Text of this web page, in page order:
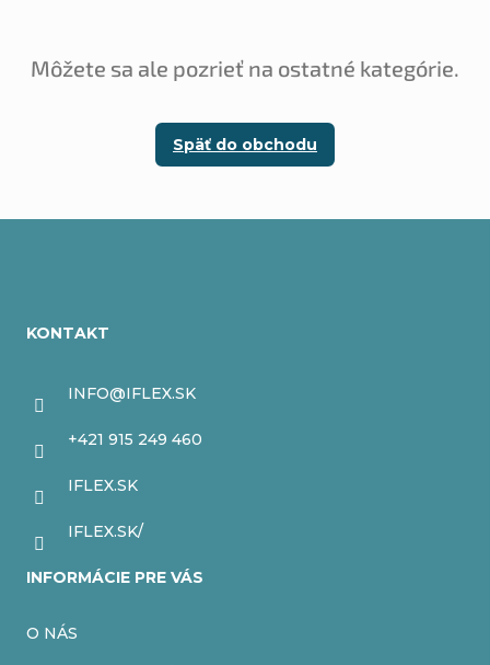
Môžete sa ale pozrieť na ostatné kategórie.
Späť do obchodu
KONTAKT
INFO@IFLEX.SK
+421 915 249 460
IFLEX.SK
IFLEX.SK/
INFORMÁCIE PRE VÁS
O NÁS